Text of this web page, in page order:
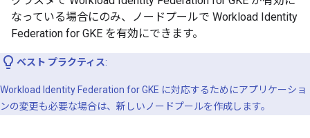
なっている場合にのみ、ノードプールで Workload Identity
Federation for GKE を有効にできます。
ベスト プラクティス:
Workload Identity Federation for GKE に対応するためにアプリケーショ
ンの変更も必要な場合は、新しいノードプールを作成します。